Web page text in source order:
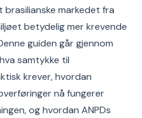
brasilianske markedet fra
betydelig mer krevende
guiden går gjennom
samtykke til
krever, hvordan
nå fungerer
og hvordan ANPDs